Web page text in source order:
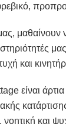
μαθαίνουν
και
είναι άρτια
νοητική και